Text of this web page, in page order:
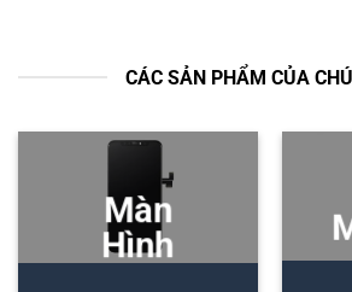
CÁC SẢN PHẨM CỦA
Màn
Hình